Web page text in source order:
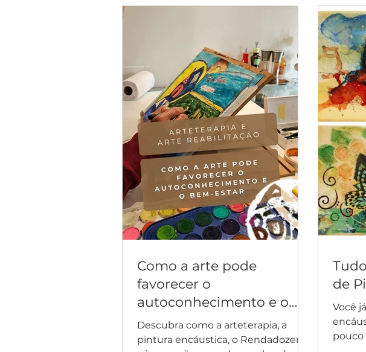
Como a arte pode
favorecer o
autoconhecimento e o
bem-estar
Descubra como a arteterapia, a
pintura encáustica, o Rendadozen e
de
Você
pouco